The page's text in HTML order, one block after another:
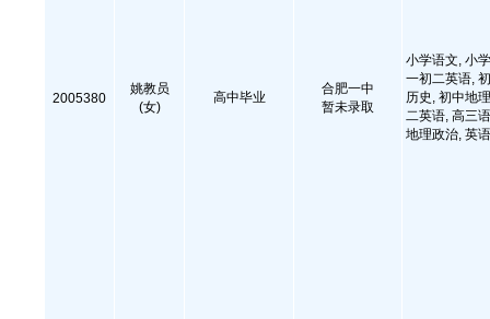
2005380
姚教员
(女)
高中毕业
合肥一中
暂未录取
小学语文, 小
一初二英语,
历史, 初中地
二英语, 高三
地理政治, 英